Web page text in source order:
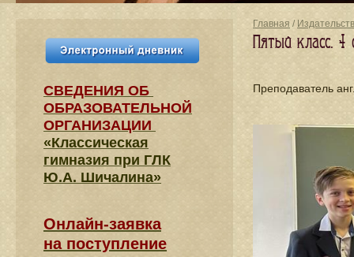
Главная /
Пятый класс. 4
Преподаватель
СВЕДЕНИЯ​ ОБ
ОБРАЗОВАТЕЛЬНОЙ
ОРГАНИЗАЦИИ
«Классическая
гимназия при ГЛК
Ю.А. Шичалина»
Онлайн-заявка
на поступление